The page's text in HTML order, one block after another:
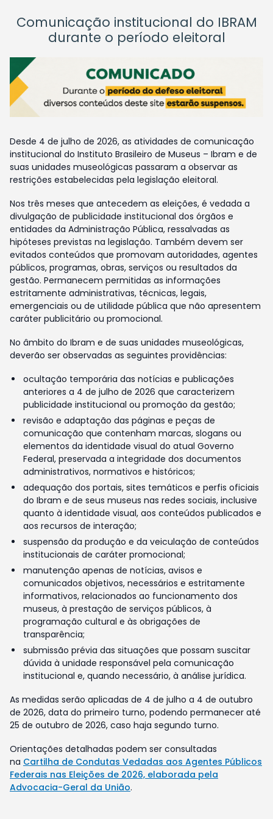
Comunicação institucional do IBRAM
durante o período eleitoral
Desde 4 de julho de 2026, as atividades de comunicação
institucional do Instituto Brasileiro de Museus – Ibram e de
suas unidades museológicas passaram a observar as
restrições estabelecidas pela legislação eleitoral.
Nos três meses que antecedem as eleições, é vedada a
divulgação de publicidade institucional dos órgãos e
entidades da Administração Pública, ressalvadas as
hipóteses previstas na legislação. Também devem ser
evitados conteúdos que promovam autoridades, agentes
públicos, programas, obras, serviços ou resultados da
gestão. Permanecem permitidas as informações
estritamente administrativas, técnicas, legais,
emergenciais ou de utilidade pública que não apresentem
caráter publicitário ou promocional.
No âmbito do Ibram e de suas unidades museológicas,
deverão ser observadas as seguintes providências:
ocultação temporária das notícias e publicações
anteriores a 4 de julho de 2026 que caracterizem
publicidade institucional ou promoção da gestão;
revisão e adaptação das páginas e peças de
comunicação que contenham marcas, slogans ou
elementos da identidade visual do atual Governo
Federal, preservada a integridade dos documentos
administrativos, normativos e históricos;
adequação dos portais, sites temáticos e perfis oficiais
do Ibram e de seus museus nas redes sociais, inclusive
quanto à identidade visual, aos conteúdos publicados e
aos recursos de interação;
suspensão da produção e da veiculação de conteúdos
institucionais de caráter promocional;
manutenção apenas de notícias, avisos e
comunicados objetivos, necessários e estritamente
informativos, relacionados ao funcionamento dos
museus, à prestação de serviços públicos, à
programação cultural e às obrigações de
transparência;
submissão prévia das situações que possam suscitar
dúvida à unidade responsável pela comunicação
institucional e, quando necessário, à análise jurídica.
As medidas serão aplicadas de 4 de julho a 4 de outubro
de 2026, data do primeiro turno, podendo permanecer até
25 de outubro de 2026, caso haja segundo turno.
Orientações detalhadas podem ser consultadas
na Cartilha de Condutas Vedadas aos Agentes Públicos
Federais nas Eleições de 2026, elaborada pela
Advocacia-Geral da União.